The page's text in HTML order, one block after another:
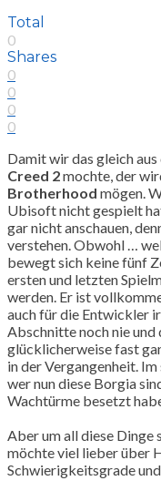
Total
0
Shares
0
0
0
0
Damit wir das gleich
Creed 2mochte, der
Brotherhood mögen.
Ubisoft nicht gespielt
gar nicht anschauen,
verstehen. Obwohl …
bewegt sich keine fünf
ersten und letzten
werden. Er ist
auch für die Entwickler
Abschnitte noch nie
glücklicherweise fast
in der Vergangenheit.
wer nun diese Borgia
Wachtürme besetzt
Aber um all diese Dinge
möchte viel lieber über
Schwierigkeitsgrade